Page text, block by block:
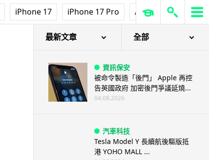
iPhone 17 iPhone 17 Pro AirPods Pro 3
最新文章 全部
資訊保安
被命令製造「後門」 Apple 再控
告英國政府 加密後門爭議延燒...
04.08.2026
汽車科技
Tesla Model Y 長續航後驅版抵
港 YOHO MALL ...